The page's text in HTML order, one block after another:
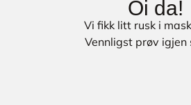
Oi da!
Vi fikk litt rusk i
Vennligst prøv igjen